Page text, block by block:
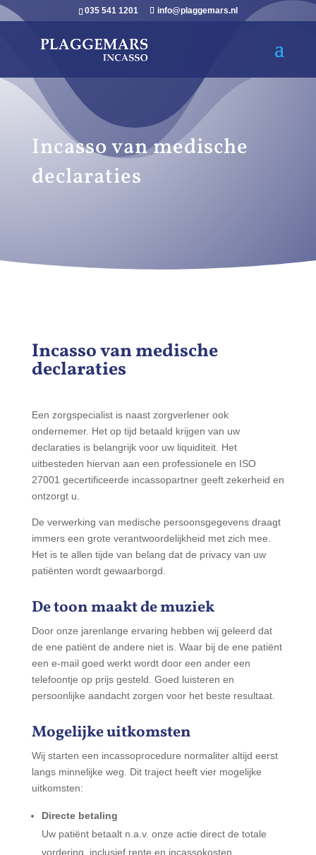
035 541 1201 info@plaggemars.nl
Incasso van medische
declaraties
Incasso van medische
declaraties
Een zorgspecialist is naast zorgverlener ook
ondernemer. Het op tijd betaald krijgen van uw
declaraties is belangrijk voor uw liquiditeit. Het
uitbesteden hiervan aan een professionele en ISO
27001 gecertificeerde incassopartner geeft zekerheid en
ontzorgt u.
De verwerking van medische persoonsgegevens draagt
immers een grote verantwoordelijkheid met zich mee.
Het is te allen tijde van belang dat de privacy van uw
patiënten wordt gewaarborgd.
De toon maakt de muziek
Door onze jarenlange ervaring hebben wij geleerd dat
de ene patiënt de andere niet is. Waar bij de ene patiënt
een e-mail goed werkt wordt door een ander een
telefoontje op prijs gesteld. Goed luisteren en
persoonlijke aandacht zorgen voor het beste resultaat.
Mogelijke uitkomsten
Wij starten een incassoprocedure normaliter altijd eerst
langs minnelijke weg. Dit traject heeft vier mogelijke
uitkomsten:
Directe betaling
Uw patiënt betaalt n.a.v. onze actie direct de totale
vordering, inclusief rente en incassokosten.